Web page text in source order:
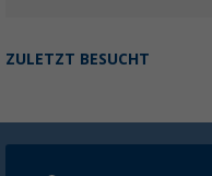
ZULETZT BESUCHT